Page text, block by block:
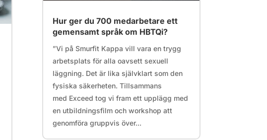
Hur ger du 700 medarbetare ett
gemensamt språk om HBTQi?
”Vi på Smurfit Kappa vill vara en trygg
arbetsplats för alla oavsett sexuell
läggning. Det är lika självklart som den
fysiska säkerheten. Tillsammans
med Exceed tog vi fram ett upplägg med
en utbildningsfilm och workshop att
genomföra gruppvis över...